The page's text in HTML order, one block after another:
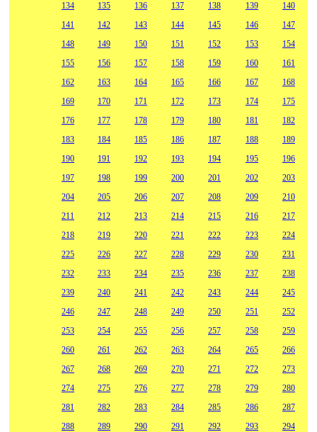
134
135 136 137 138 139
140
141
142 143 144 145 146
147
148
149 150 151 152 153
154
155
156 157 158 159 160
161
162
163 164 165 166 167
168
169
170 171 172 173 174
175
176
177 178 179 180 181
182
183
184 185 186 187 188
189
190
191 192 193 194 195
196
197
198 199 200 201 202
203
204
205 206 207 208 209
210
211
212 213 214 215 216
217
218
219 220 221 222 223
224
225
226 227 228 229 230
231
232
233 234 235 236 237
238
239
240 241 242 243 244
245
246
247 248 249 250 251
252
253
254 255 256 257 258
259
260
261 262 263 264 265
266
267
268 269 270 271 272
273
274
275 276 277 278 279
280
281
282 283 284 285 286
287
288
289 290 291 292 293
294